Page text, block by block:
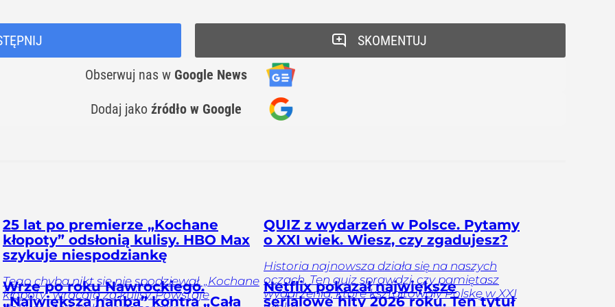
Obserwuj nas w Google News
Dodaj jako źródło w Google
SKOMENTUJ
25 lat po premierze „Kochane
kłopoty” odsłonią kulisy. HBO Max
szykuje niespodziankę
Tego chyba nikt się nie spodziewał. „Kochane
kłopoty” wracają za kulisy. Powstaje
QUIZ z wydarzeń w Polsce. Pytamy
o XXI wiek. Wiesz, czy zgadujesz?
Historia najnowsza działa się na naszych
oczach. Ten quiz sprawdzi, czy pamiętasz
wydarzenia, które kształtowały Polskę w XXI
Wrze po roku Nawrockiego.
„Największa hańba” kontra „Cała
Netflix pokazał największe
serialowe hity 2026 roku. Ten tytuł